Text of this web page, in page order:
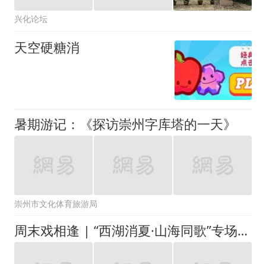
兴化论坛
天空硬糖消
暑期游记：《探访崇州字库塔的一天》
崇州市文化体育旅游局
周末戏相逢 | “西湖消夏·山海同歌”专场在西湖畔成功上演